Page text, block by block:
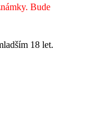
Bude
18 let.